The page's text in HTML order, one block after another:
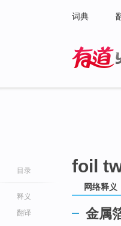
词典
目录
释义
翻译
foil
网络释义
金属